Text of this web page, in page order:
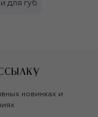
для губ
новинках и